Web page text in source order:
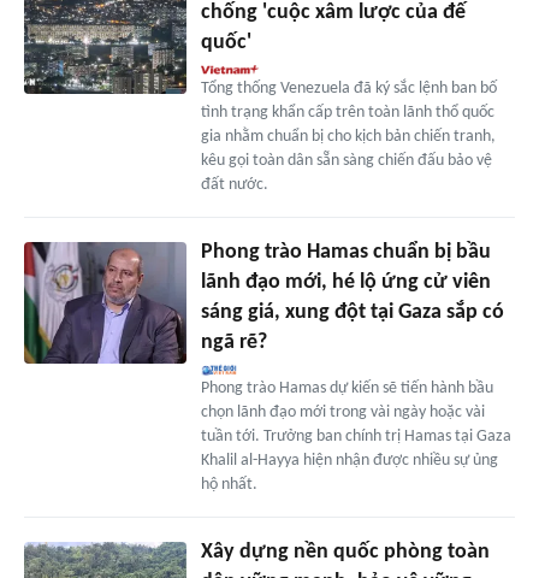
chống 'cuộc xâm lược của đế
quốc'
Tổng thống Venezuela đã ký sắc lệnh ban bố
tình trạng khẩn cấp trên toàn lãnh thổ quốc
gia nhằm chuẩn bị cho kịch bản chiến tranh,
kêu gọi toàn dân sẵn sàng chiến đấu bảo vệ
đất nước.
Phong trào Hamas chuẩn bị bầu
lãnh đạo mới, hé lộ ứng cử viên
sáng giá, xung đột tại Gaza sắp có
ngã rẽ?
Phong trào Hamas dự kiến sẽ tiến hành bầu
chọn lãnh đạo mới trong vài ngày hoặc vài
tuần tới. Trưởng ban chính trị Hamas tại Gaza
Khalil al-Hayya hiện nhận được nhiều sự ủng
hộ nhất.
Xây dựng nền quốc phòng toàn